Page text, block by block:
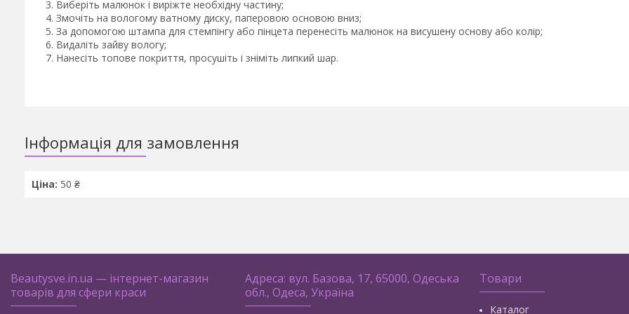
Виберіть малюнок і виріжте необхідну частину;
Змочіть на вологому ватному диску, паперовою основою вниз;
За допомогою штампа для стемпінгу або пінцета перенесіть малюнок на висушену основу або колір;
Видаліть зайву вологу;
Нанесіть топове покриття, просушіть і зніміть липкий шар.
Інформація для замовлення
Ціна: 50 ₴
Beautysve.in.ua — інтернет-магазин
товарів для сфери краси
Адреса: вул. Базова, 17, 65000, Одеська
обл., Одеса, Україна
Товари
Каталог